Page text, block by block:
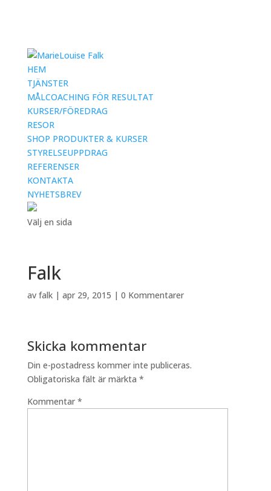
HEM
TJÄNSTER
MÅLCOACHING FÖR RESULTAT
KURSER/FÖREDRAG
RESOR
SHOP PRODUKTER & KURSER
STYRELSEUPPDRAG
REFERENSER
KONTAKTA
NYHETSBREV
Välj en sida
Falk
av falk| apr 29, 2015 | 0 Kommentarer
Skicka kommentar
Din e-postadress kommer inte publiceras.
Obligatoriska fält är märkta *
Kommentar *